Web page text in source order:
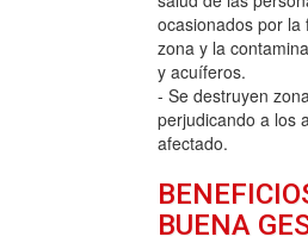
ocasionados por la
zona y la
y acuíferos.
- Se destruyen
perjudicando a los
afectado.
BUENA